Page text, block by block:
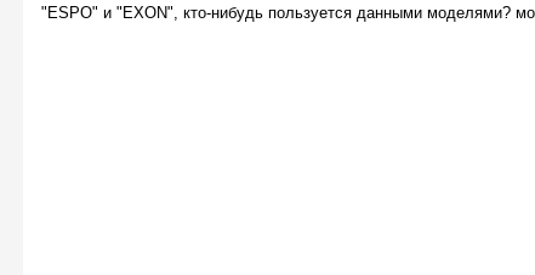
"ESPO" и "EXON", кто-нибудь пользуется данными моделями?